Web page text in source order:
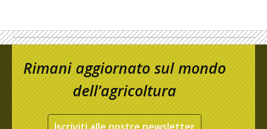
Rimani aggiornato sul mondo
dell’agricoltura